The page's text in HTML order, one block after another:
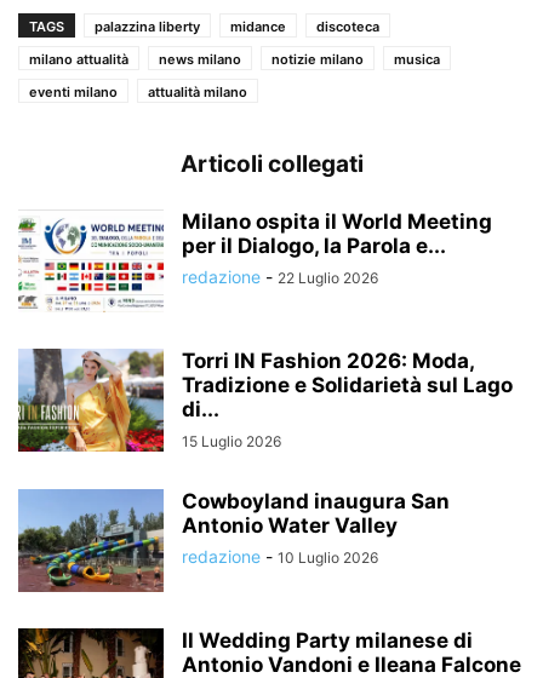
TAGS palazzina liberty midance
discoteca
milano attualità
news milano notizie milano
musica
eventi milano
attualità milano
Articoli collegati
Milano ospita il World Meeting
per il Dialogo, la Parola e...
redazione - 22 Luglio 2026
Torri IN Fashion 2026: Moda,
Tradizione e Solidarietà sul Lago
di...
15 Luglio 2026
Cowboyland inaugura San
Antonio Water Valley
redazione - 10 Luglio 2026
Il Wedding Party milanese di
Antonio Vandoni e Ileana Falcone